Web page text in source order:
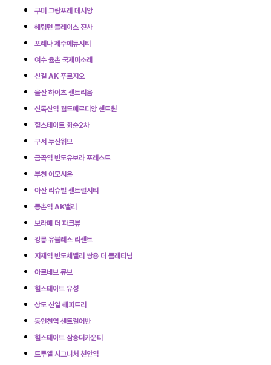
구미 그랑포레 데시앙
해링턴 플레이스 진사
포레나 제주에듀시티
여수 율촌 국제미소래
신길 AK 푸르지오
울산 하이츠 센트리움
신독산역 월드메르디앙 센트원
힐스테이트 화순2차
구서 두산위브
금곡역 반도유보라 포레스트
부천 이모시온
아산 리슈빌 센트럴시티
등촌역 AK밸리
보라매 더 파크뷰
강릉 유블레스 리센트
지제역 반도체밸리 쌍용 더 플래티넘
아르네브 큐브
힐스테이트 유성
상도 신일 해피트리
동인천역 센트럴어반
힐스테이트 삼송더카운티
트루엘 시그니처 천안역